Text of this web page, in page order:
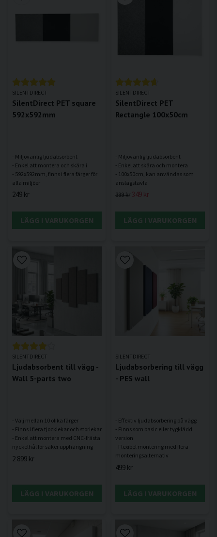
SILENTDIRECT
SilentDirect PET square
592x592mm
- Miljövänlig ljudabsorbent
- Enkel att montera och skära i
- 592x592mm, finns i flera färger för
249 kr
LÄGG I VARUKORGEN
SILENTDIRECT
SilentDirect PET
Rectangle 100x50cm
- Miljövänlig ljudabsorbent
- Enkel att skära och montera
- 100x50cm, kan användas som
399 kr 349 kr
LÄGG I VARUKORGEN
SILENTDIRECT
Ljudabsorbent till vägg -
Wall 5-parts two
- Välj mellan 10 olika färger
- Finns i flera tjocklekar och storlekar
- Enkel att montera med CNC-frästa
2 899 kr
LÄGG I VARUKORGEN
SILENTDIRECT
Ljudabsorbering till vägg
- PES wall
- Effektiv ljudabsorbering på vägg
- Finns som basic eller tygklädd
version
- Flexibel montering med flera
499 kr
LÄGG I VARUKORGEN